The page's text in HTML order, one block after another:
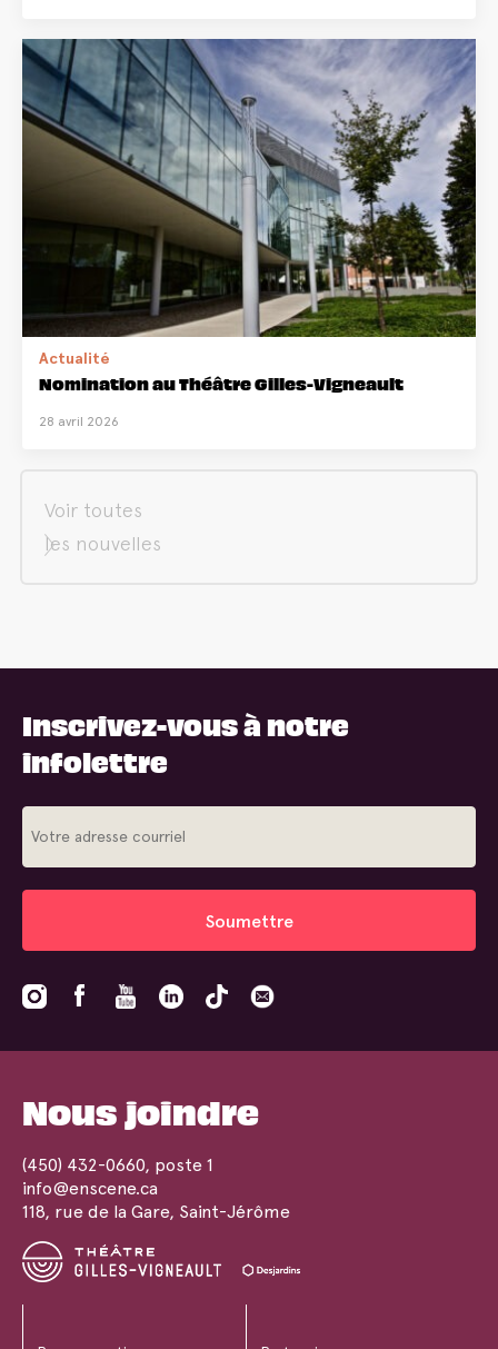
Actualité
Nomination au Théâtre Gilles-Vigneault
28 avril 2026
Voir toutes
les nouvelles
Inscrivez-vous à notre
infolettre
Soumettre
Nous joindre
(450) 432-0660, poste 1
info@enscene.ca
118, rue de la Gare, Saint-Jérôme